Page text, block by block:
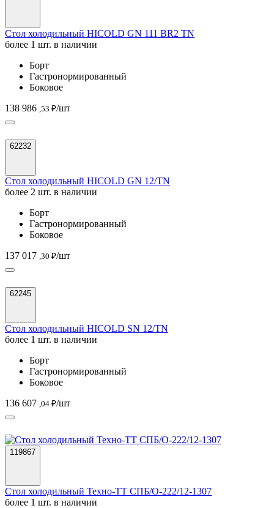
Стол холодильный HICOLD GN 111 BR2 TN
более 1 шт. в наличии
Борт
Гастронормированный
Боковое
138 986 ,53 ₽/шт
62232
Стол холодильный HICOLD GN 12/TN
более 2 шт. в наличии
Борт
Гастронормированный
Боковое
137 017 ,30 ₽/шт
62245
Стол холодильный HICOLD SN 12/TN
более 1 шт. в наличии
Борт
Гастронормированный
Боковое
136 607 ,04 ₽/шт
119867
Стол холодильный Техно-ТТ СПБ/О-222/12-1307
более 1 шт. в наличии